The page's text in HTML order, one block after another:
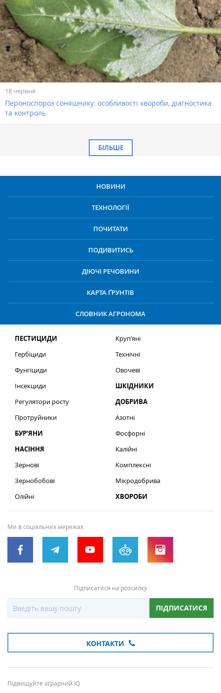
18 червня
Пероноспороз соняшнику: особливості хвороби, діагностика
та контроль
БІЛЬШЕ
НОВИНИ
ТЕХНОЛОГІЇ
ПОЧИТАТИ
ПОДИВИТИСЬ
ДІЮЧІ РЕЧОВИНИ
КАРТА ҐРУНТІВ
СЛОВНИК АГРОНОМА
ПЕСТИЦИДИ
Гербіциди
Фунгіциди
Інсекциди
Регулятори росту
Протруйники
БУР’ЯНИ
НАСІННЯ
Зернові
Зернобобові
Олійні
Круп’яні
Технічні
Овочеві
ШКІДНИКИ
ДОБРИВА
Азотні
Фосфорні
Калійні
Комплексні
Мікродобрива
ХВОРОБИ
Ми в соціальних мережах
Підписатися на розсилку
ПІДПИСАТИСЯ
КОНТАКТИ
Підвищуйте аграрний IQ